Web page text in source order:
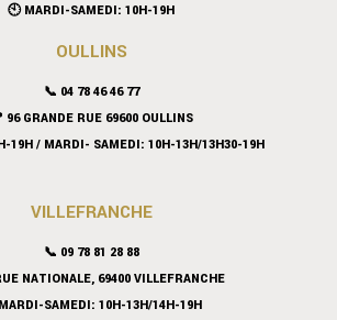
🕙 MARDI-SAMEDI: 10H-19H
OULLINS
📞 04 78 46 46 77
96 GRANDE RUE 69600 OULLINS
19H / MARDI- SAMEDI: 10H-13H/13H30-19H
VILLEFRANCHE
📞 09 78 81 28 88
NATIONALE, 69400 VILLEFRANCHE
SAMEDI: 10H-13H/14H-19H